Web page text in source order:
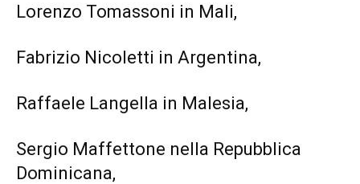
Lorenzo Tomassoni in Mali,
Fabrizio Nicoletti in Argentina,
Raffaele Langella in Malesia,
Sergio Maffettone nella Repubblica
Dominicana,